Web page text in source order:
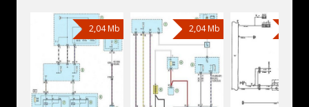
2,04 Mb 2,04 Mb